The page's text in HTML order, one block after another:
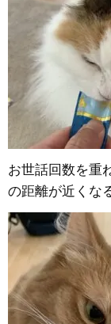
お世話回数を重
の距離が近くな